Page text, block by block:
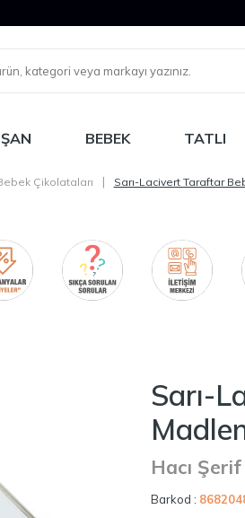
BEBEK TATLI
Çikolataları | Sarı-Lacivert Taraftar
Sarı-
Hacı Şerif
Barkod :